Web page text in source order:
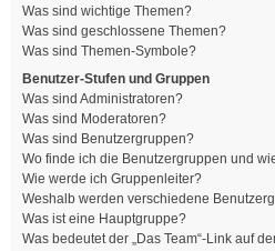
Was sind wichtige Themen?
Was sind geschlossene Themen?
Was sind Themen-Symbole?
Benutzer-Stufen und Gruppen
Was sind Administratoren?
Was sind Moderatoren?
Was sind Benutzergruppen?
Wo finde ich die Benutzergruppen und
Wie werde ich Gruppenleiter?
Weshalb werden verschiedene
Was ist eine Hauptgruppe?
Was bedeutet der „Das Team“-Link auf